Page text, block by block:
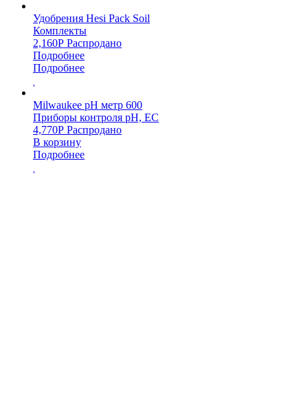
Удобрения Hesi Pack Soil
Комплекты
2,160Р Распродано
Подробнее
Подробнее
Milwaukee pH метр 600
Приборы контроля pH, EC
4,770Р Распродано
В корзину
Подробнее